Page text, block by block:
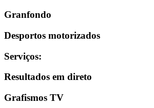
Granfondo
Desportos motorizados
Serviços:
Resultados em direto
Grafismos TV